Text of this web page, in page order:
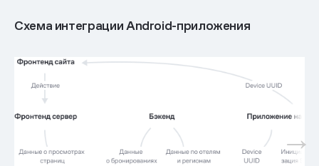
Схема интеграции Android-приложения